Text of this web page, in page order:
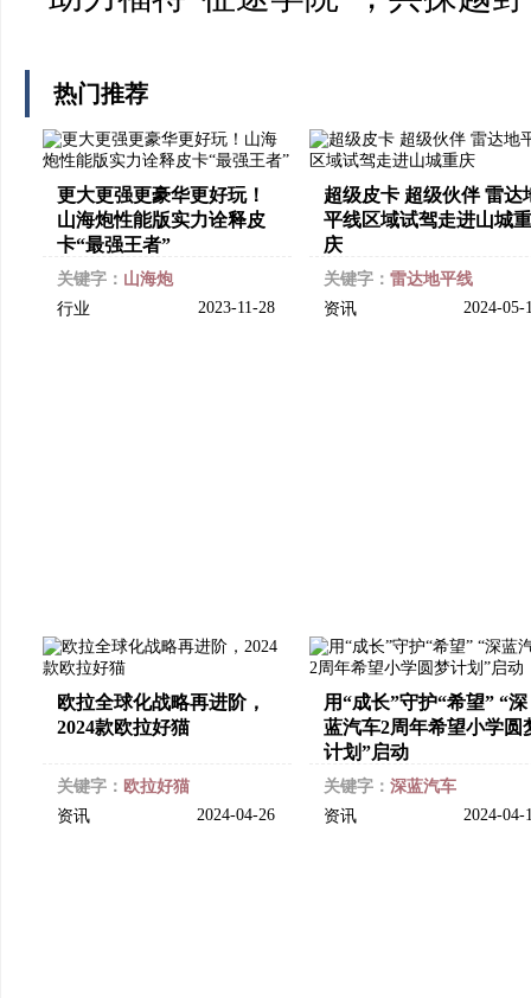
热门推荐
更大更强更豪华更好玩！
山海炮性能版实力诠释皮
卡“最强王者”
关键字： 山海炮
行业
2023-11-28
超级皮卡 超级伙伴 雷达
平线区域试驾走进山城重
庆
关键字： 雷达地平线
资讯
2024-
欧拉全球化战略再进阶，
2024款欧拉好猫
关键字： 欧拉好猫
资讯
2024-04-26
用“成长”守护“希望” “深
蓝汽车2周年希望小学圆
计划”启动
关键字： 深蓝汽车
资讯
2024-